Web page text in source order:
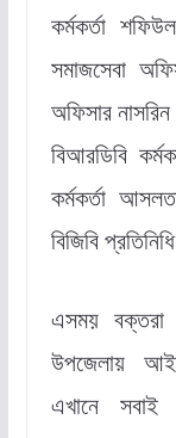
কর্মকর্তা
সমাজসেবা
অফিসার
বিআরডিবি
কর্মকর্তা
বিজিবি
এসময়
উপজেলায়
এখানে সবাই